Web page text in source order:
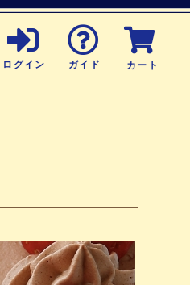
ログイン ガイド カート